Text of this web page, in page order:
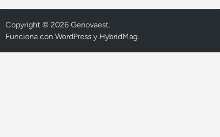
Copyright © 2026Genovaest.
Funciona conWordPress y HybridMag.